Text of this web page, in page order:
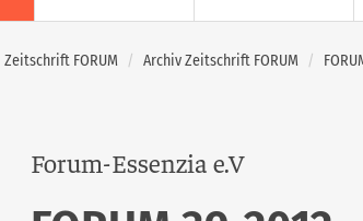
Zeitschrift FORUM Archiv Zeitschrift FORUM
Forum-Essenzia e.V